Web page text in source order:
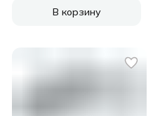
В корзину